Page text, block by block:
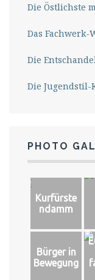
Die Östlichste
Das Fachwerk-
Die
Die Jugendstil-
PHOTO
Kurfürste
ndamm
Bürger in
Bewegung